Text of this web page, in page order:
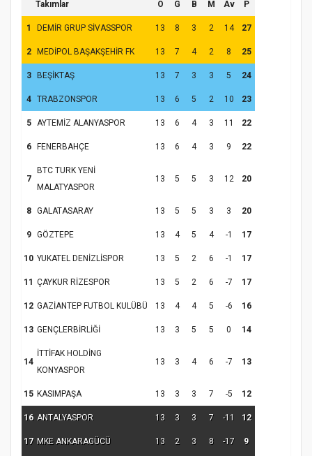
Takımlar O G B M Av P
1 DEMİR GRUP SİVASSPOR 13 8 3 2 14 27
2 MEDİPOL BAŞAKŞEHİR FK 13 7 4 2 8 25
3 BEŞİKTAŞ 13 7 3 3 5 24
4 TRABZONSPOR 13 6 5 2 10 23
5 AYTEMİZ ALANYASPOR 13 6 4 3 11 22
6 FENERBAHÇE 13 6 4 3 9 22
7
BTC TURK YENİ
MALATYASPOR
13 5 5 3 12 20
8 GALATASARAY 13 5 5 3 3 20
9 GÖZTEPE 13 4 5 4 -1 17
10 YUKATEL DENİZLİSPOR 13 5 2 6 -1 17
11 ÇAYKUR RİZESPOR 13 5 2 6 -7 17
12 GAZİANTEP FUTBOL KULÜBÜ 13 4 4 5 -6 16
13 GENÇLERBİRLİĞİ 13 3 5 5 0 14
14
İTTİFAK HOLDİNG
KONYASPOR
13 3 4 6 -7 13
15 KASIMPAŞA 13 3 3 7 -5 12
16 ANTALYASPOR 13 3 3 7 -11 12
17 MKE ANKARAGÜCÜ 13 2 3 8 -17 9